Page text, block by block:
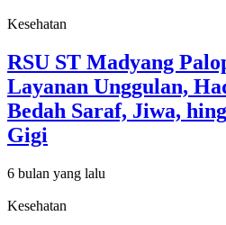
Kesehatan
RSU ST Madyang
Layanan Unggulan,
Bedah Saraf, Jiwa,
Gigi
6 bulan yang lalu
Kesehatan